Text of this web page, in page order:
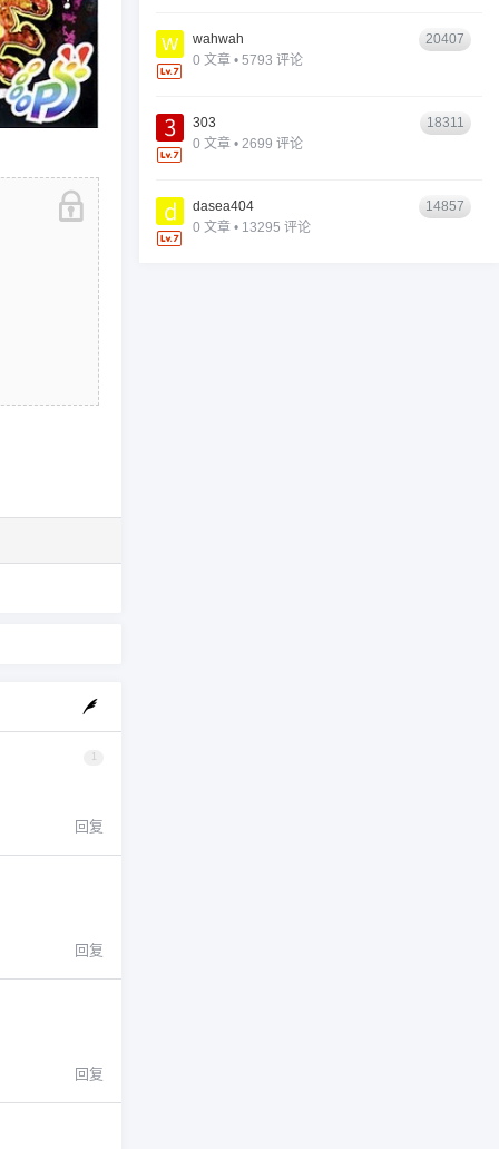
回复
回复
回复
wahwah
0 文章 • 5793 评论
20407
303
0 文章 • 2699 评论
18311
dasea404
0 文章 • 13295 评论
14857